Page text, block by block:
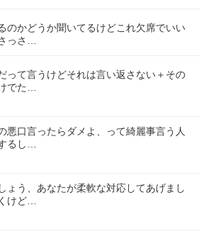
のかどうか聞いてるけどこれ欠席でいい
っさ…
って言うけどそれは言い返さない＋その
でた…
悪口言ったらダメよ、って綺麗事言う人
るし…
ょう、あなたが柔軟な対応してあげまし
けど…